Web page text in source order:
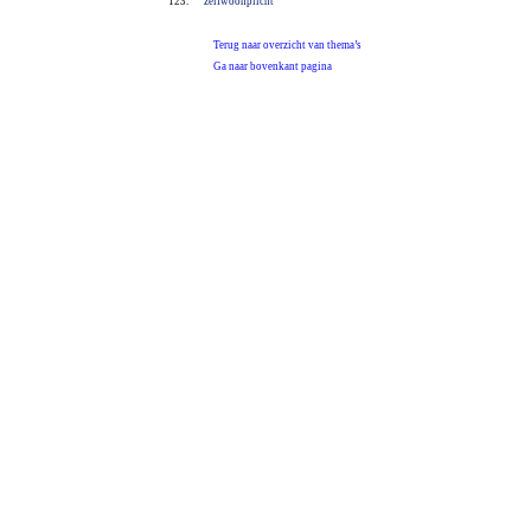
Terug naar overzicht van thema’s
Ga naar bovenkant pagina